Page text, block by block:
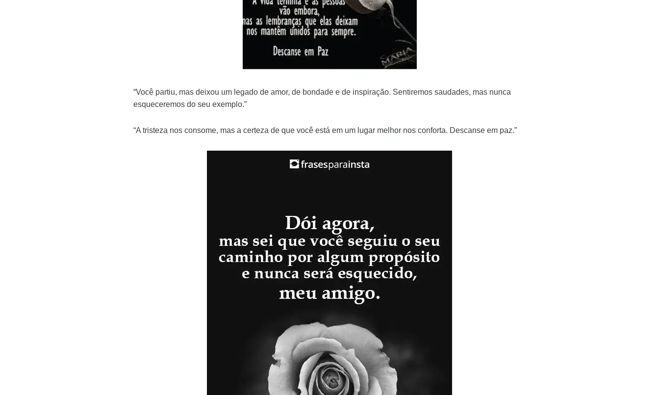
“Você partiu, mas deixou um legado de amor, de bondade e de inspiração. Sentiremos saudades, mas nunca
esqueceremos do seu exemplo.”
“A tristeza nos consome, mas a certeza de que você está em um lugar melhor nos conforta. Descanse em paz.”